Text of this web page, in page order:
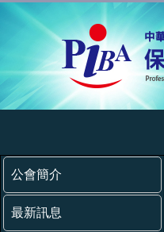
公會簡介
最新訊息